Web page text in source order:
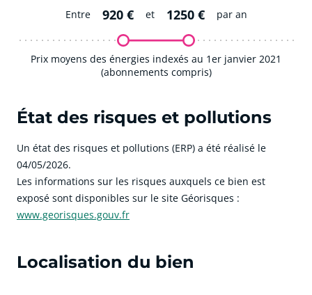
Entre 920 € et 1250 € par an
Prix moyens des énergies indexés au 1er janvier 2021
(abonnements compris)
État des risques et pollutions
Un état des risques et pollutions (ERP) a été réalisé le
04/05/2026.
Les informations sur les risques auxquels ce bien est
exposé sont disponibles sur le site Géorisques :
www.georisques.gouv.fr
Localisation du bien